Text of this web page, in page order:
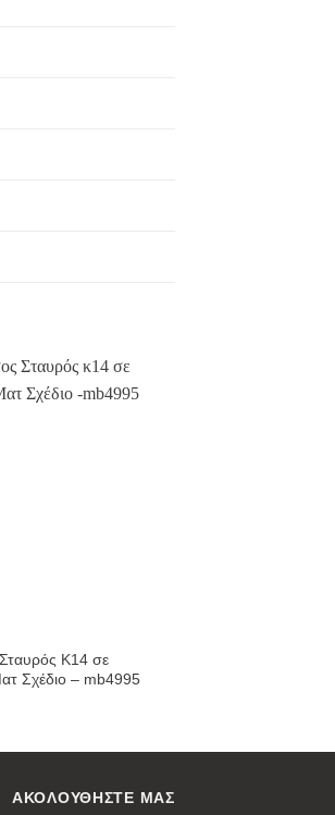
Κ14 σε
Σχέδιο – mb4995
ΑΚΟΛΟΥΘΗΣΤΕ ΜΑΣ